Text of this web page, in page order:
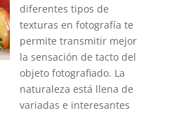
diferentes tipos de
texturas en fotografía te
permite transmitir mejor
la sensación de tacto del
objeto fotografiado. La
naturaleza está llena de
variadas e interesantes